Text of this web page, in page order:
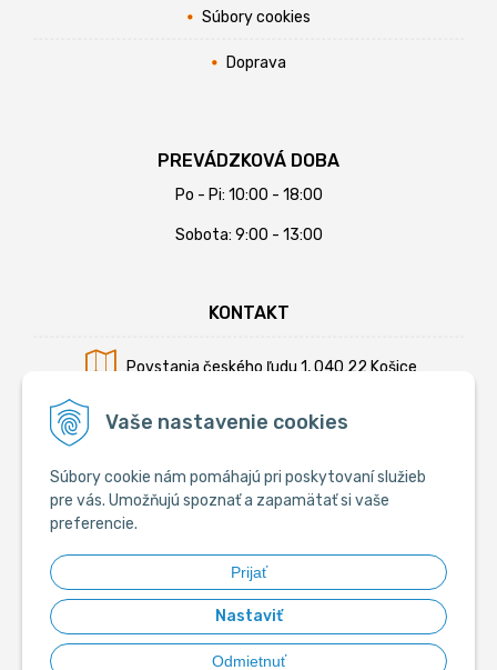
Vaše nastavenie cookies
Súbory cookie nám pomáhajú pri poskytovaní služieb
pre vás. Umožňujú spoznať a zapamätať si vaše
preferencie.
Prijať
Nastaviť
Odmietnuť
Súbory cookies
Doprava
PREVÁDZKOVÁ DOBA
Po - Pi: 10:00 - 18:00
Sobota: 9:00 - 13:00
KONTAKT
Povstania českého ľudu 1, 040 22 Košice
Mobil:+421 902 794 355
E-mail:info@krmiva.sk